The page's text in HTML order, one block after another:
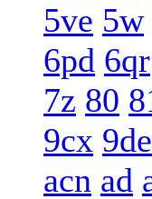
5ve 5w
6pd 6qr
7z 80
9cx 9de
acn ad